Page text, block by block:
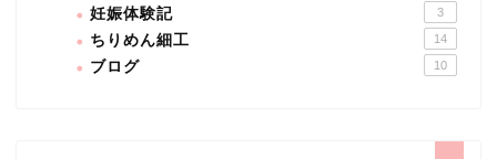
妊娠体験記 3
ちりめん細工 14
ブログ 10